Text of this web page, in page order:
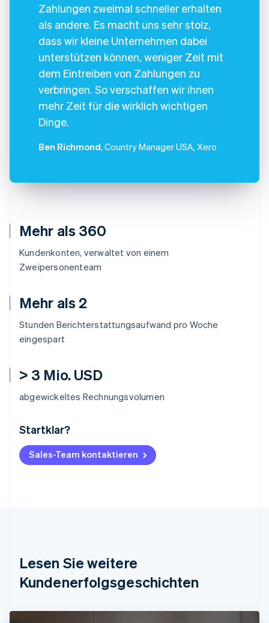
Mehr als 360
Kundenkonten, verwaltet von einem
Zweipersonenteam
Mehr als 2
Stunden Berichterstattungsaufwand pro Woche
eingespart
> 3 Mio. USD
abgewickeltes Rechnungsvolumen
Startklar?
Sales-Team kontaktieren
Zahlungen zweimal schneller erhalten
als andere. Es macht uns sehr stolz,
dass wir kleine Unternehmen dabei
unterstützen können, weniger Zeit mit
dem Eintreiben von Zahlungen zu
verbringen. So verschaffen wir ihnen
mehr Zeit für die wirklich wichtigen
Dinge.
Ben Richmond, Country Manager USA, Xero
Lesen Sie weitere
Kundenerfolgsgeschichten
Australien
Belgien
NederlandsFrançaisDeutschEnglish
DeutschEnglish
English
简体中文English